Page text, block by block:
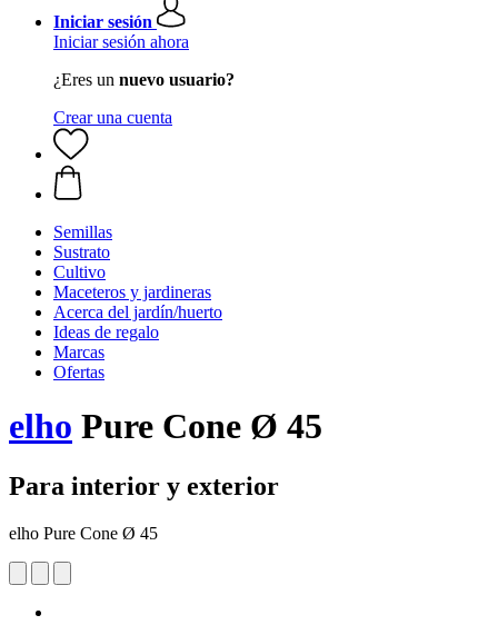
Iniciar sesión
Iniciar sesión ahora
¿Eres un nuevo usuario?
Crear una cuenta
Semillas
Sustrato
Cultivo
Maceteros y jardineras
Acerca del jardín/huerto
Ideas de regalo
Marcas
Ofertas
elho Pure Cone Ø 45
Para interior y exterior
elho Pure Cone Ø 45